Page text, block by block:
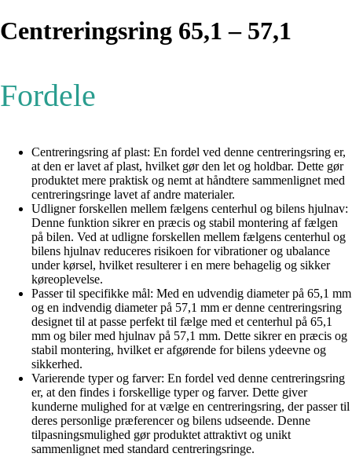
Centreringsring 65,1 – 57,1
Fordele
Centreringsring af plast: En fordel ved denne centreringsring er,
at den er lavet af plast, hvilket gør den let og holdbar. Dette gør
produktet mere praktisk og nemt at håndtere sammenlignet med
centreringsringe lavet af andre materialer.
Udligner forskellen mellem fælgens centerhul og bilens hjulnav:
Denne funktion sikrer en præcis og stabil montering af fælgen
på bilen. Ved at udligne forskellen mellem fælgens centerhul og
bilens hjulnav reduceres risikoen for vibrationer og ubalance
under kørsel, hvilket resulterer i en mere behagelig og sikker
køreoplevelse.
Passer til specifikke mål: Med en udvendig diameter på 65,1 mm
og en indvendig diameter på 57,1 mm er denne centreringsring
designet til at passe perfekt til fælge med et centerhul på 65,1
mm og biler med hjulnav på 57,1 mm. Dette sikrer en præcis og
stabil montering, hvilket er afgørende for bilens ydeevne og
sikkerhed.
Varierende typer og farver: En fordel ved denne centreringsring
er, at den findes i forskellige typer og farver. Dette giver
kunderne mulighed for at vælge en centreringsring, der passer til
deres personlige præferencer og bilens udseende. Denne
tilpasningsmulighed gør produktet attraktivt og unikt
sammenlignet med standard centreringsringe.